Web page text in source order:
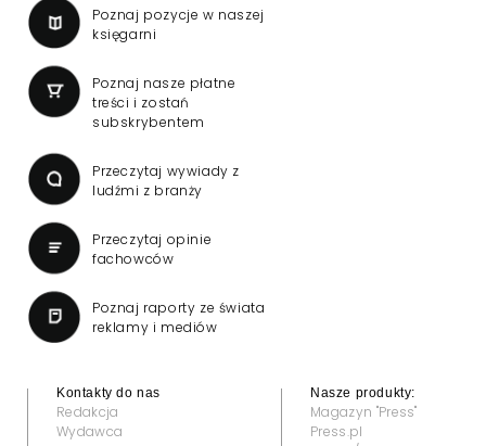
Poznaj pozycje w naszej
księgarni
Poznaj nasze płatne
treści i zostań
subskrybentem
Przeczytaj wywiady z
ludźmi z branży
Przeczytaj opinie
fachowców
Poznaj raporty ze świata
reklamy i mediów
Kontakty do nas
Redakcja
Wydawca
Nasze produkty:
Magazyn "Press"
Press.pl